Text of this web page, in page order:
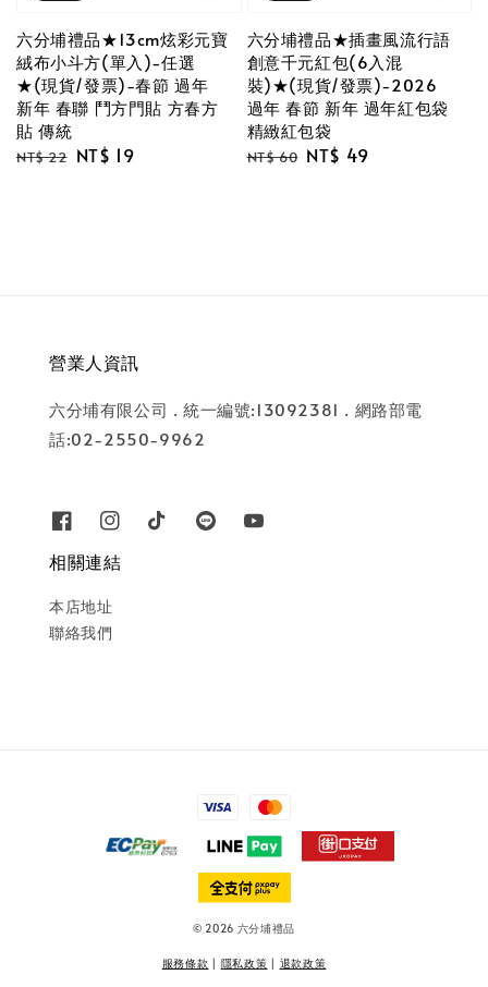
六分埔禮品★13cm炫彩元寶
絨布小斗方(單入)-任選
★(現貨/發票)-春節 過年
新年 春聯 鬥方門貼 方春方
貼 傳統
Regular
NT$ 22 Sale
NT$ 19
六分埔禮品★插畫風流行語
創意千元紅包(6入混
裝)★(現貨/發票)-2026
過年 春節 新年 過年紅包袋
精緻紅包袋
Regular
NT$ 60 Sale
NT$ 49
營業人資訊
六分埔有限公司 . 統一編號:13092381 . 網路部電
話:02-2550-9962
相關連結
本店地址
聯絡我們
© 2026 六分埔禮品
服務條款 | 隱私政策 | 退款政策